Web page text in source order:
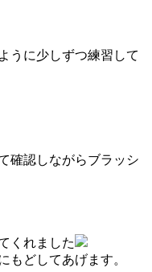
うに少しずつ練習して
確認しながらブラッシ
くれました
もどしてあげます。